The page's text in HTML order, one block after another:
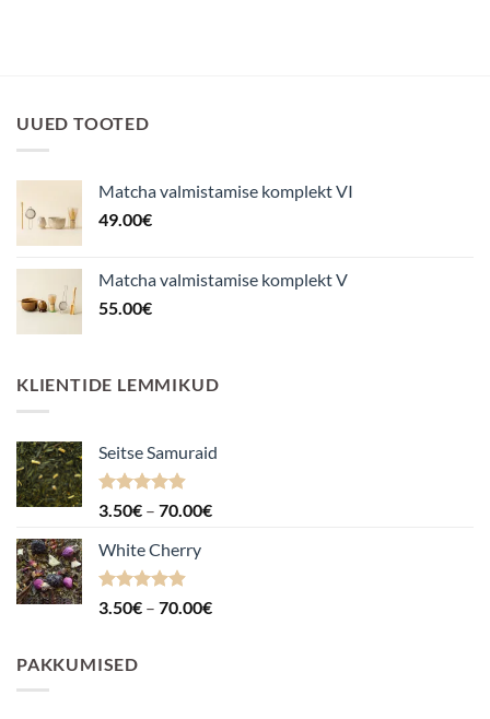
UUED TOOTED
Matcha valmistamise komplekt VI
49.00€
Matcha valmistamise komplekt V
55.00€
KLIENTIDE LEMMIKUD
Seitse Samuraid
Hinnanguga
3.50€ – 70.00€Hinnavahemik:
White Cherry
Hinnanguga
3.50€ – 70.00€Hinnavahemik:
PAKKUMISED